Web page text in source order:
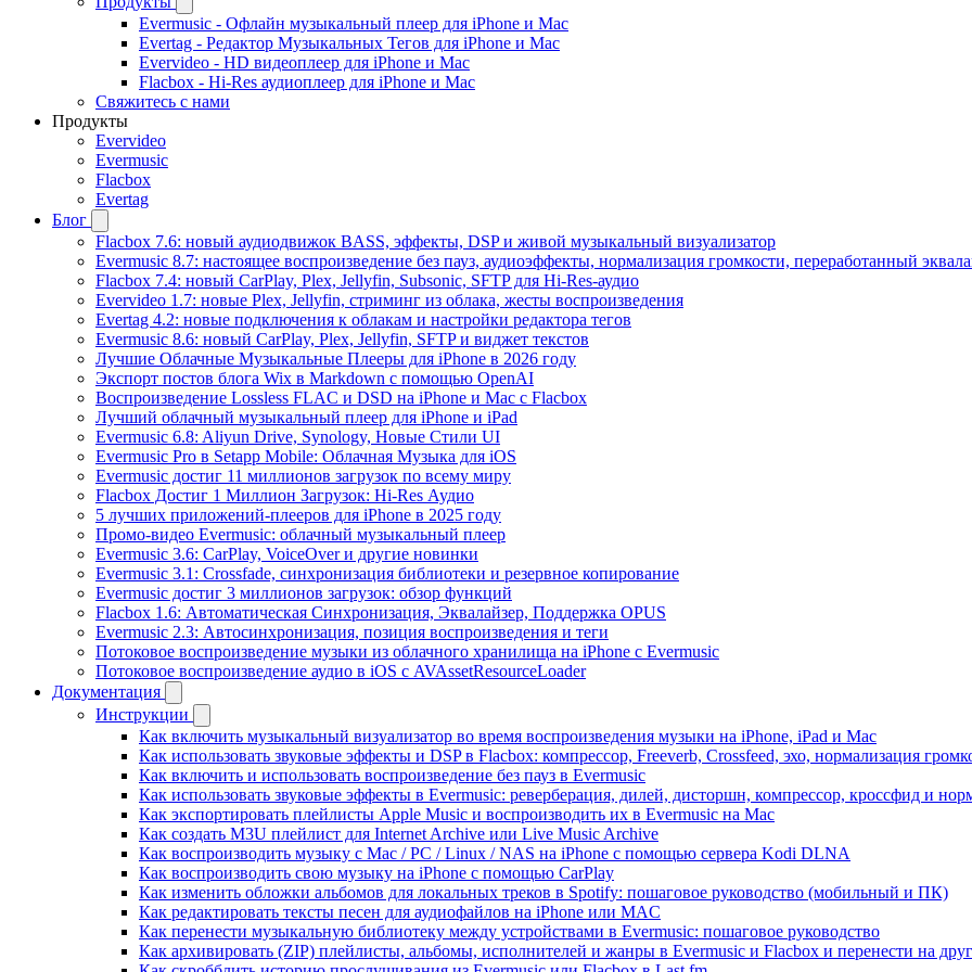
Evermusic - Офлайн музыкальный плеер для iPhone и Mac
Evertag - Редактор Музыкальных Тегов для iPhone и Mac
Evervideo - HD видеоплеер для iPhone и Mac
Flacbox - Hi-Res аудиоплеер для iPhone и Mac
Свяжитесь с нами
Продукты
Evervideo
Evermusic
Flacbox
Evertag
Блог
Flacbox 7.6: новый аудиодвижок BASS, эффекты, DSP и живой музыкальный визуализатор
Evermusic 8.7: настоящее воспроизведение без пауз, аудиоэффекты, нормализация громкости, переработанный
Flacbox 7.4: новый CarPlay, Plex, Jellyfin, Subsonic, SFTP для Hi-Res-аудио
Evervideo 1.7: новые Plex, Jellyfin, стриминг из облака, жесты воспроизведения
Evertag 4.2: новые подключения к облакам и настройки редактора тегов
Evermusic 8.6: новый CarPlay, Plex, Jellyfin, SFTP и виджет текстов
Лучшие Облачные Музыкальные Плееры для iPhone в 2026 году
Экспорт постов блога Wix в Markdown с помощью OpenAI
Воспроизведение Lossless FLAC и DSD на iPhone и Mac с Flacbox
Лучший облачный музыкальный плеер для iPhone и iPad
Evermusic 6.8: Aliyun Drive, Synology, Новые Стили UI
Evermusic Pro в Setapp Mobile: Облачная Музыка для iOS
Evermusic достиг 11 миллионов загрузок по всему миру
Flacbox Достиг 1 Миллион Загрузок: Hi-Res Аудио
5 лучших приложений-плееров для iPhone в 2025 году
Промо-видео Evermusic: облачный музыкальный плеер
Evermusic 3.6: CarPlay, VoiceOver и другие новинки
Evermusic 3.1: Crossfade, синхронизация библиотеки и резервное копирование
Evermusic достиг 3 миллионов загрузок: обзор функций
Flacbox 1.6: Автоматическая Синхронизация, Эквалайзер, Поддержка OPUS
Evermusic 2.3: Автосинхронизация, позиция воспроизведения и теги
Потоковое воспроизведение музыки из облачного хранилища на iPhone с Evermusic
Потоковое воспроизведение аудио в iOS с AVAssetResourceLoader
Документация
Инструкции
Как включить музыкальный визуализатор во время воспроизведения музыки на iPhone, iPad и Mac
Как использовать звуковые эффекты и DSP в Flacbox: компрессор, Freeverb, Crossfeed, эхо, нормализация
Как включить и использовать воспроизведение без пауз в Evermusic
Как использовать звуковые эффекты в Evermusic: реверберация, дилей, дисторшн, компрессор, кроссфид и
Как экспортировать плейлисты Apple Music и воспроизводить их в Evermusic на Mac
Как создать M3U плейлист для Internet Archive или Live Music Archive
Как воспроизводить музыку с Mac / PC / Linux / NAS на iPhone с помощью сервера Kodi DLNA
Как воспроизводить свою музыку на iPhone с помощью CarPlay
Как изменить обложки альбомов для локальных треков в Spotify: пошаговое руководство (мобильный и ПК)
Как редактировать тексты песен для аудиофайлов на iPhone или MAC
Как перенести музыкальную библиотеку между устройствами в Evermusic: пошаговое руководство
Как архивировать (ZIP) плейлисты, альбомы, исполнителей и жанры в Evermusic и Flacbox и перенести на